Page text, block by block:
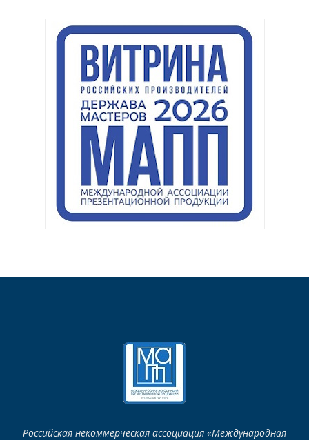
Российская некоммерческая ассоциация «Международная